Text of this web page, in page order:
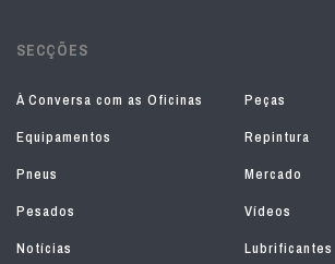
SECÇÕES
À Conversa com as Oficinas
Peças
Equipamentos
Repintura
Pneus
Mercado
Pesados
Vídeos
Notícias
Lubrificantes